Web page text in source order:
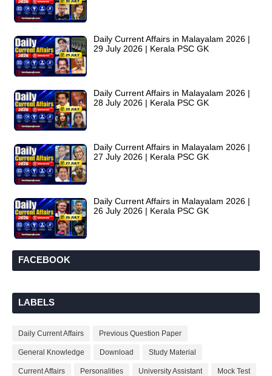
Daily Current Affairs in Malayalam 2026 |
29 July 2026 | Kerala PSC GK
Daily Current Affairs in Malayalam 2026 |
28 July 2026 | Kerala PSC GK
Daily Current Affairs in Malayalam 2026 |
27 July 2026 | Kerala PSC GK
Daily Current Affairs in Malayalam 2026 |
26 July 2026 | Kerala PSC GK
FACEBOOK
LABELS
Daily Current Affairs Previous Question Paper
General Knowledge Download Study Material
Current Affairs Personalities University Assistant Mock Test